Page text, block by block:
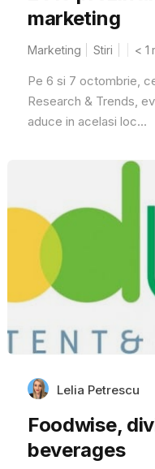
marketing
Marketing Stiri < 1
Pe 6 si 7 octombrie,
Research & Trends,
aduce in acelasi loc...
Lelia Petrescu
Foodwise,
beverages